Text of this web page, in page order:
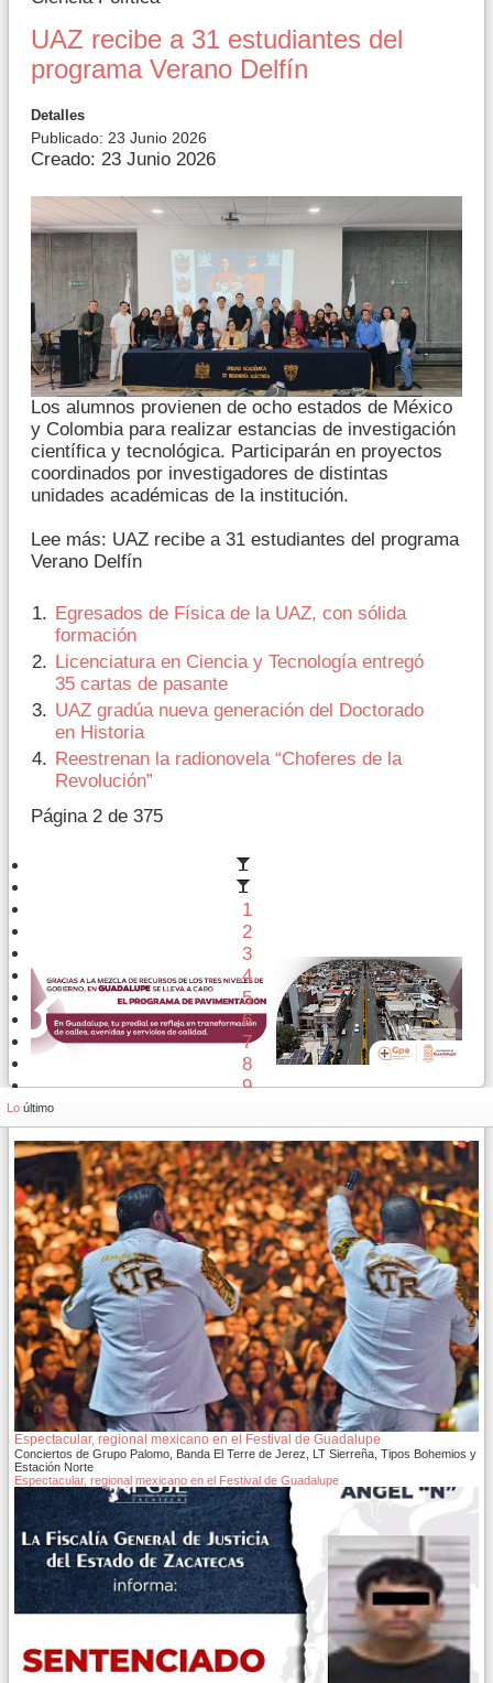
UAZ recibe a 31 estudiantes del
programa Verano Delfín
Detalles
Publicado: 23 Junio 2026
Creado: 23 Junio 2026
Los alumnos provienen de ocho estados de México
y Colombia para realizar estancias de investigación
científica y tecnológica. Participarán en proyectos
coordinados por investigadores de distintas
unidades académicas de la institución.
Lee más: UAZ recibe a 31 estudiantes del programa
Verano Delfín
Egresados de Física de la UAZ, con sólida
formación
Licenciatura en Ciencia y Tecnología entregó
35 cartas de pasante
UAZ gradúa nueva generación del Doctorado
en Historia
Reestrenan la radionovela “Choferes de la
Revolución”
Página 2 de 375
1
2
3
4
5
6
7
8
9
Lo último
Espectacular, regional mexicano en el Festival de Guadalupe
Conciertos de Grupo Palomo, Banda El Terre de Jerez, LT Sierreña, Tipos Bohemios y
Estación Norte
Espectacular, regional mexicano en el Festival de Guadalupe